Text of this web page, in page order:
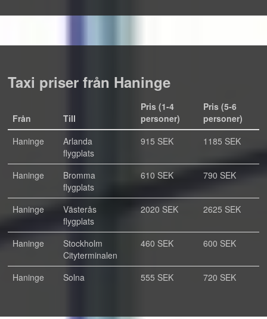
Taxi priser från Haninge
Från Till
Pris (1-4
personer)
Pris (5-6
personer)
Haninge
Arlanda
flygplats
915 SEK 1185 SEK
Haninge
Bromma
flygplats
610 SEK 790 SEK
Haninge
Västerås
flygplats
2020 SEK 2625 SEK
Haninge
Stockholm
Cityterminalen
460 SEK 600 SEK
Haninge Solna 555 SEK 720 SEK